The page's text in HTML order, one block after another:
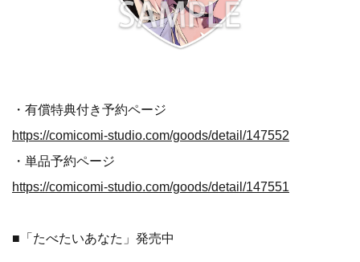
・有償特典付き予約ページ
https://comicomi-studio.com/goods/detail/147552
・単品予約ページ
https://comicomi-studio.com/goods/detail/147551
■「たべたいあなた」発売中